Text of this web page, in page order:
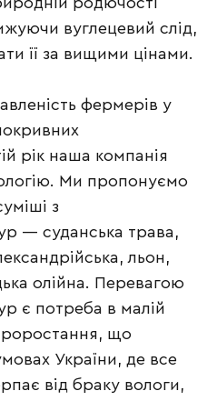
вуглецевий слід,
її за вищими цінами.
фермерів у
рік наша компанія
Ми пропонуємо
з
— суданська трава,
льон,
олійна. Перевагою
є потреба в малій
що
України, де все
від браку вологи,